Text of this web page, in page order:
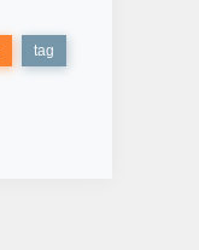
tag